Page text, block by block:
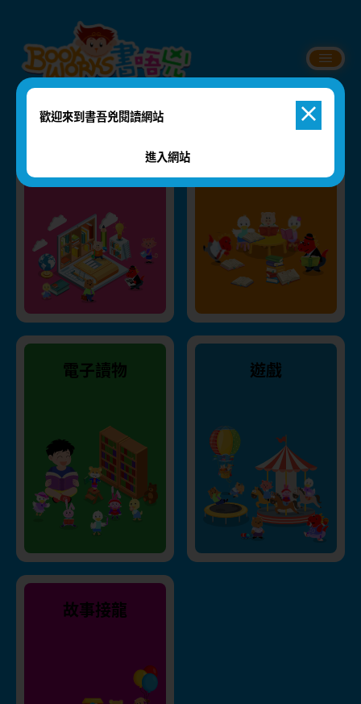
歡迎來到書吾兇閱讀網站
進入網站
電子讀物 遊戲
故事接龍